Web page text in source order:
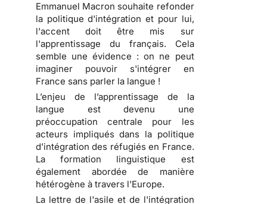
Emmanuel Macron souhaite refonder
la politique d'intégration et pour lui,
l'accent doit être mis sur
l'apprentissage du français. Cela
semble une évidence : on ne peut
imaginer pouvoir s'intégrer en
France sans parler la langue !
L’enjeu de l’apprentissage de la
langue est devenu une
préoccupation centrale pour les
acteurs impliqués dans la politique
d’intégration des réfugiés en France.
La formation linguistique est
également abordée de manière
hétérogène à travers l'Europe.
La lettre de l'asile et de l'intégration